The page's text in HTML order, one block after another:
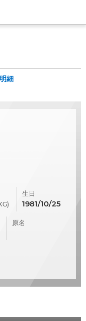
細
生日
1981/10/25
原名